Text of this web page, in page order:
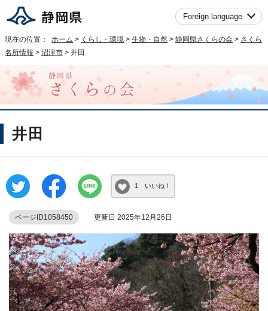
Foreign language
現在の位置： ホーム > くらし・環境 > 生物・自然 > 静岡県さくらの会 > さくら
名所情報 > 沼津市 > 井田
井田
1 いいね！
ページID1058450 更新日 2025年12月26日